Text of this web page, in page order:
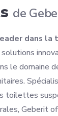
de
dans la
le domaine
toilettes
Geberit